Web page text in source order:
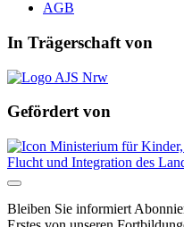
AGB
In Trägerschaft von
Gefördert von
Bleiben Sie informiert